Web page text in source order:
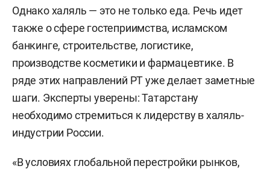
Однако халяль — это не только еда. Речь идет
также о сфере гостеприимства, исламском
банкинге, строительстве, логистике,
производстве косметики и фармацевтике. В
ряде этих направлений РТ уже делает заметные
шаги. Эксперты уверены: Татарстану
необходимо стремиться к лидерству в халяль-
индустрии России.
«В условиях глобальной перестройки рынков,